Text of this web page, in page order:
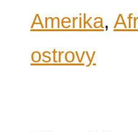
Amerika,
ostrovy